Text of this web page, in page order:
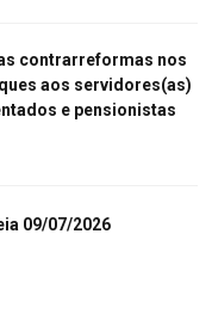
contrarreformas nos
aos servidores(as)
e pensionistas
09/07/2026